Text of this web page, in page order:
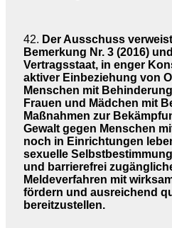
42. Der Ausschuss
Bemerkung Nr. 3 (2016)
Vertragsstaat, in enger
aktiver Einbeziehung von
Menschen mit
Frauen und Mädchen mit
Maßnahmen zur
Gewalt gegen Menschen
noch in Einrichtungen
sexuelle
und barrierefrei
Meldeverfahren mit
fördern und ausreichend
bereitzustellen.